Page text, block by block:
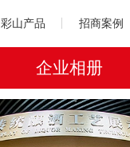
彩山产品 招商案例
企业相册